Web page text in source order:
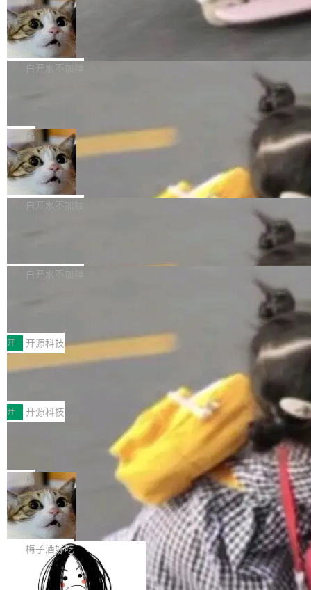
l 迁移或唤醒时，新宿主从 S3 恢复 SQLite 数据
库继续执行。存储库是持久化的唯一真相...
te 17 Pro、OPPO K15，要么是vivo X300 E这
样的次旗舰。 Galaxy Z Fold8 Ultra / Z Fold8 /
Z Flip8三款折叠屏新机均在7月22日发布，且全
部搭载骁龙8 Elite Gen5 for Galaxy，它们本该
本控制系统。目前处于 Early Access 阶段。 De
ltaDB 的核心思路直接写在 landing page 最显
眼的位置：「Software is made between com
mits」——软件是在 commit 之间写出来的。git
是把这段空隙补上。 回退到任何一次编辑：Delt
aDB 捕获 commit 之间的每一次操作，...
SpaceXAI 单季资本开支达 183 亿美元
根据风险投资人Tomer Tunguz 博客（VC 分
析）披露的最新分析与第二季度业绩报告，Spac
微软同期总资本开支的四成。 与亚马逊、Alpha
bet、微软以及 Meta 等传统科技巨头相比，Spa
ceXAI的资金消耗速度尤为引人瞩目。然而，支
撑庞大支出的资金来源却呈现出截然不同的面
貌。数据显示，微软和 Meta 主要依托充沛的经
白开水不加糖
一个在终端里运行的编程 agent；Muse Spark
1.2，驱动这个 agent 的新模型。一句话概括：
你可以用 curl -fsSL https://dev.meta.ai/install.
sh | bash 安装一个能在大项目里自动规划、写
代码、验证结果的 AI 终端工具。 据介绍，Muse
个主 agent 循环，外加一组后台 agent。这些后
局
美团开源 LoHoSearch，用知识图谱校
准 AI 能力认知
机器出题的前提，是让机器拥有全局视野。整个
构建流程可以分为四个环节：建图 → 控制难度
白开水不加糖
库，并将作为transport接入Mooncake TENT。
MPComm将作为一种传输引擎接入Mooncake T
ENT，实现零拷贝传输性能提升30%、非零拷贝
传输性能最高提升5倍。UCL-MPComm底层基
于自研UCL-Engine通信引擎，后续腾讯网平将
持续开源更多基于UCL-Engine的高性能通信组
件。 腾讯网平团队在UCL-MPComm中实现了一
个独立于业务线程的全局通信引擎（Engine），
白开水不加糖
型案例入选名单》，深信服“面向企业研发场景的
开源 AI 编程平台 CoStrict 应用”凭借卓越的技术
创新与落地成效成功入选。 全链路私有化部署，
助力企业AI研发安全落地 当前，越来越多企业已
经开始引入 AI Coding 工具，通过调用公有云模
型或企业内部部署模型提升研发效率。但随着 AI
Coding 从个人辅助工具逐步走向团队级、组织
级应用，企业在规模化落地过程中，对安全性、
可控性和代码质量提出了更高要求。 首先是数据
安全与合规要求。对于大多数普通研发场景，公
有云模型能够满足快速试用和效率提升的需求。
但对于金融、能源、医疗等对数据安全要求较...
开 开源科技
深信服AI算力网关入选工信部人工智能
前不久，工业和信息化部正式发布《2025年人工
智能应用典型案例名单》，集中展示人工智能在
各领域的应用成果，覆盖技术底座、行业赋能、
产品应用、支撑保障、专题等五大方向。深信服
AI算力网关（AI创新平台）成功入选！ 随着各行
各业的Agent走向规模化建设，算力构成形态逐
渐丰富，用户关注的重点也在发生变化：不只是
让AI用起来，还要进一步看清混合算力时代下，
Token花在哪里、算力是否被充分利用，以及持
续增长的AI成本该如何优化。 深信服AI算力网关
正是围绕这些实际问题，从Token治理和成本治
理两个方面，让用户的每一份算力都看得清、管
开 开源科技
Jeff Dean 离开 Google：一个时代的结
束，一个实验室的开始
Google 员工编号 20。MapReduce 作者之一。
Bigtable 作者之一。TensorFlow 的作者之一。
Gemini 的架构师。Google 首席科学家。 Jeff D
ean 在 Google 工作了 27 年后，宣布离职。 他
不是一个人走。一同离开的还有 Sanjay Ghema
wat（Google 员工编号 23，Jeff Dean 二十多
年的编程搭档，MapReduce 和 Bigtable 的共同
作者）、Quoc Le（Google 大脑核心成员，Se
局
🔥 SolonCode v2026.8.4 发布：界面
字体可调、22 种语言、记忆搜索增强
打开终端就能上岗的全中文编码智能体，这一轮
把「看得清、用母语、记得住」三件事一次补
齐。 SolonCode 是什么 SolonCode 是杭州无
耳科技研发的企业级终端编码智能体——一位全
梅子酒好吃
让“代码语义理解”深度释放AI Coding